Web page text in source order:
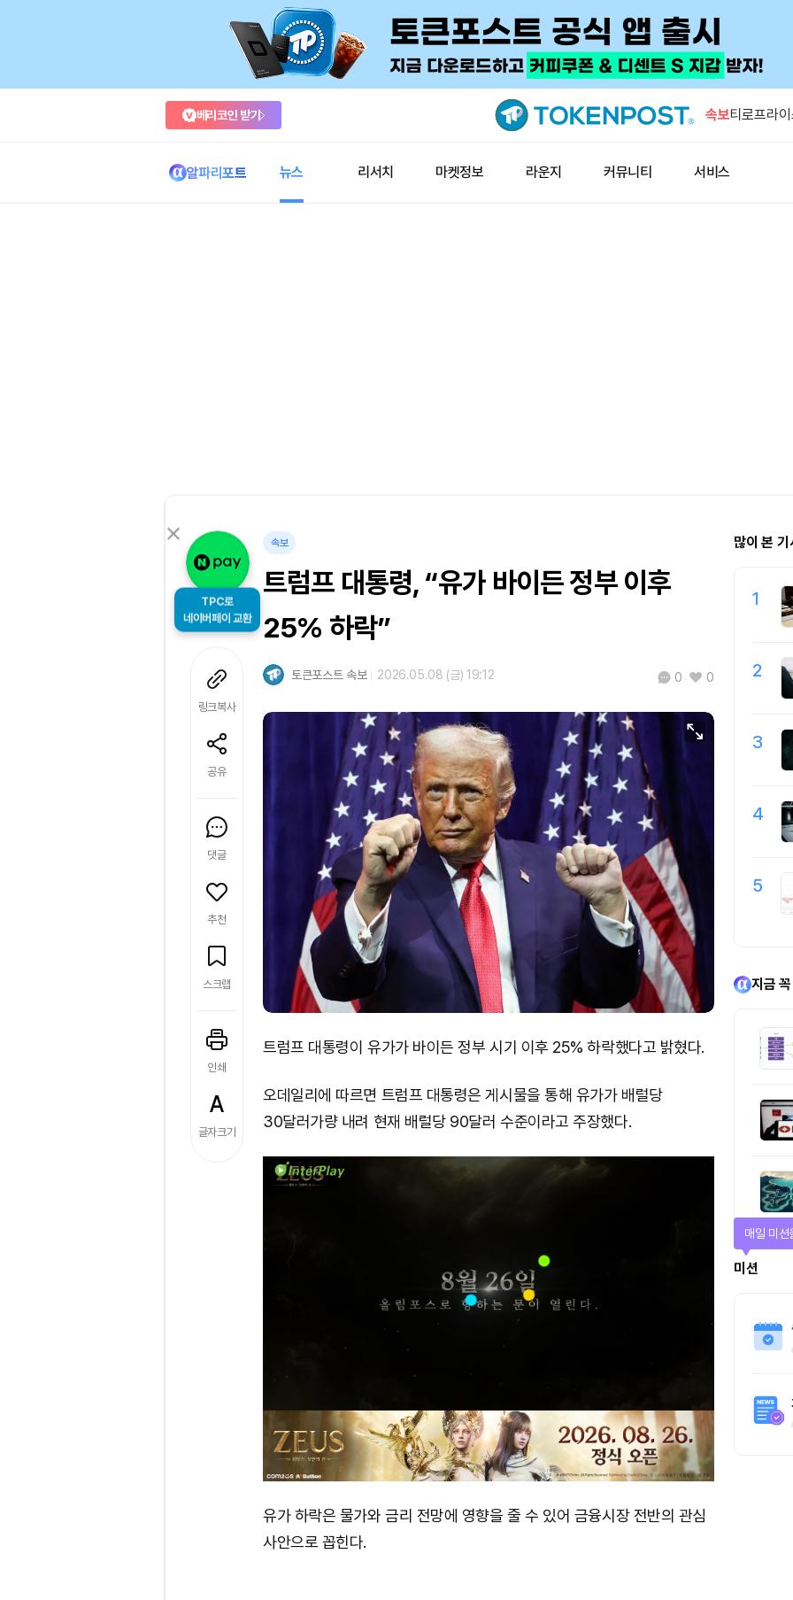
베리코인 받기 속보
고래, 하이
티로프라
알파리포트 뉴스 리서치 마켓정보 라운지 커뮤니티 서비스
TPC로
네이버페이 교환
링크복사
공유
댓글
추천
스크랩
인쇄
글자크기
속보
트럼프 대통령, “유가 바이든 정부 이후
25% 하락”
토큰포스트 속보 2026.05.08 (금) 19:12 0 0
트럼프 대통령이 유가가 바이든 정부 시기 이후 25% 하락했다고 밝혔다.
오데일리에 따르면 트럼프 대통령은 게시물을 통해 유가가 배럴당
30달러가량 내려 현재 배럴당 90달러 수준이라고 주장했다.
유가 하락은 물가와 금리 전망에 영향을 줄 수 있어 금융시장 전반의 관심
사안으로 꼽힌다.
많이 본 기
1
2
3
4
5
지금
미션
매일 미션